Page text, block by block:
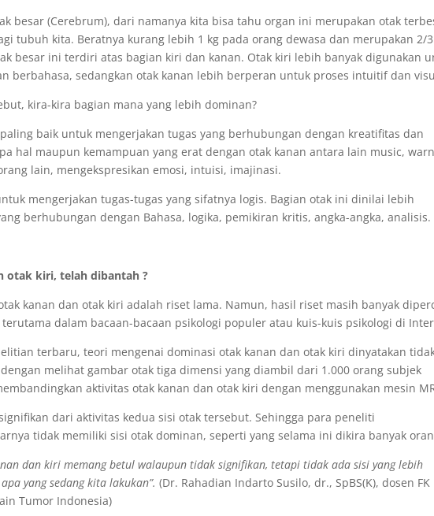
besar (Cerebrum), dari namanya kita bisa tahu organ ini merupakan otak
tubuh kita. Beratnya kurang lebih 1 kg pada orang dewasa dan merupakan 2/3
besar ini terdiri atas bagian kiri dan kanan. Otak kiri lebih banyak digunakan
berbahasa, sedangkan otak kanan lebih berperan untuk proses intuitif dan
kira-kira bagian mana yang lebih dominan?
baik untuk mengerjakan tugas yang berhubungan dengan kreatifitas dan
hal maupun kemampuan yang erat dengan otak kanan antara lain music,
lain, mengekspresikan emosi, intuisi, imajinasi.
mengerjakan tugas-tugas yang sifatnya logis. Bagian otak ini dinilai lebih
berhubungan dengan Bahasa, logika, pemikiran kritis, angka-angka, analisis.
otak kiri, telah dibantah ?
kanan dan otak kiri adalah riset lama. Namun, hasil riset masih banyak
dalam bacaan-bacaan psikologi populer atau kuis-kuis psikologi di
terbaru, teori mengenai dominasi otak kanan dan otak kiri dinyatakan
melihat gambar otak tiga dimensi yang diambil dari 1.000 orang subjek
aktivitas otak kanan dan otak kiri dengan menggunakan mesin
dari aktivitas kedua sisi otak tersebut. Sehingga para peneliti
tidak memiliki sisi otak dominan, seperti yang selama ini dikira banyak
dan kiri memang betul walaupun tidak signifikan, tetapi tidak ada sisi yang lebih
yang sedang kita lakukan”.(Dr. Rahadian Indarto Susilo, dr., SpBS(K), dosen FK
Tumor Indonesia)